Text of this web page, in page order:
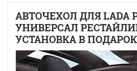
АВТОЧЕХОЛ ДЛЯ LADA
УНИВЕРСАЛ
УСТАНОВКА В ПОДАРОК